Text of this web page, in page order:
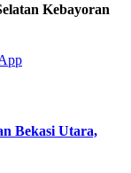
Kebayoran
Bekasi Utara,